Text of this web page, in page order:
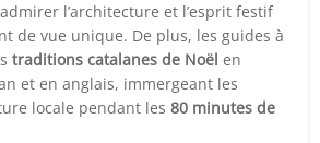
l’architecture et l’esprit festif
de vue unique. De plus, les guides à
traditions catalanes de Noël en
et en anglais, immergeant les
locale pendant les80 minutes de